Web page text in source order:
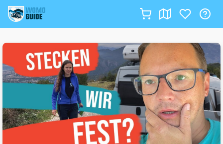
Inhalt
springen